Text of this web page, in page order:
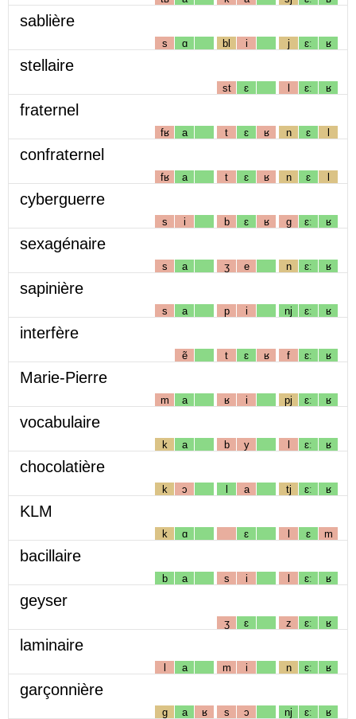
sablière
s ɑ bl i j ɛː ʁ
stellaire
st ɛ l ɛː ʁ
fraternel
fʁ a t ɛ ʁ n ɛ l
confraternel
fʁ a t ɛ ʁ n ɛ l
cyberguerre
s i b ɛ ʁ g ɛː ʁ
sexagénaire
s a ʒ e n ɛː ʁ
sapinière
s a p i nj ɛː ʁ
interfère
ẽ t ɛ ʁ f ɛː ʁ
Marie-Pierre
m a ʁ i pj ɛː ʁ
vocabulaire
k a b y l ɛː ʁ
chocolatière
k ɔ l a tj ɛː ʁ
KLM
k ɑ ɛ l ɛ m
bacillaire
b a s i l ɛː ʁ
geyser
ʒ ɛ z ɛː ʁ
laminaire
l a m i n ɛː ʁ
garçonnière
g a ʁ s ɔ nj ɛː ʁ